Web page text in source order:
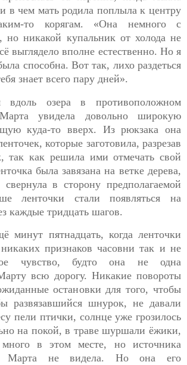
в чем мать родила поплыла к центру
то корягам. «Она немного с
но никакой купальник от холода не
выглядело вполне естественно. Но я
способна. Вот так, лихо раздеться
знает всего пару дней».
вдоль озера в противоположном
увидела довольно широкую
куда-то вверх. Из рюкзака она
которые заготовила, разрезав
так как решила ими отмечать свой
была завязана на ветке дерева,
в сторону предполагаемой
ленточки стали появляться на
каждые тридцать шагов.
минут пятнадцать, когда ленточки
признаков часовни так и не
чувство, будто она не одна
всю дорогу. Никакие повороты
остановки для того, чтобы
развязавшийся шнурок, не давали
пели птички, солнце уже грозилось
на покой, в траве шуршали ёжики,
в этом месте, но источника
Марта не видела. Но она его